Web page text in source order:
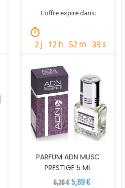
L'offre expire dans:
timer
2j 12h 52m 38s
PARFUM ADN MUSC
PRESTIGE 5 ML
6,20 € 5,89 €